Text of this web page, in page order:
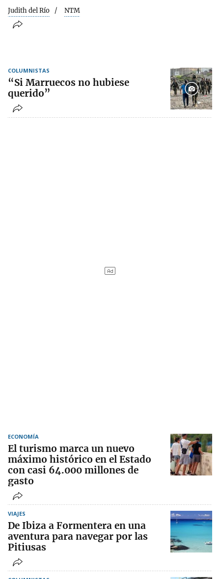
Judith del Río NTM
COLUMNISTAS
“Si Marruecos no hubiese
querido”
ECONOMÍA
El turismo marca un nuevo
máximo histórico en el Estado
con casi 64.000 millones de
gasto
VIAJES
De Ibiza a Formentera en una
aventura para navegar por las
Pitiusas